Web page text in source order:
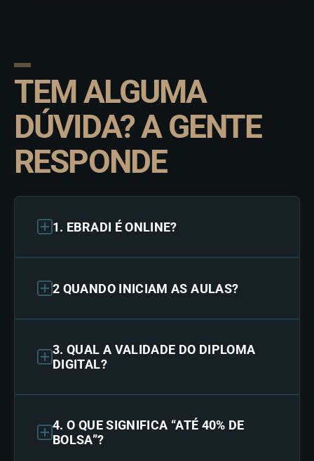
TEM ALGUMA
DÚVIDA? A GENTE
RESPONDE
1. EBRADI É ONLINE?
2 QUANDO INICIAM AS AULAS?
3. QUAL A VALIDADE DO DIPLOMA
DIGITAL?
4. O QUE SIGNIFICA “ATÉ 40% DE
BOLSA”?